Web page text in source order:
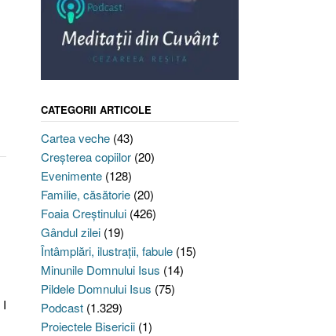
I
CATEGORII ARTICOLE
Cartea veche(43)
Creşterea copiilor(20)
Evenimente(128)
Familie, căsătorie(20)
Foaia Creştinului(426)
Gândul zilei(19)
Întâmplări, ilustraţii, fabule(15)
Minunile Domnului Isus (14)
Pildele Domnului Isus (75)
Podcast(1.329)
Proiectele Bisericii(1)